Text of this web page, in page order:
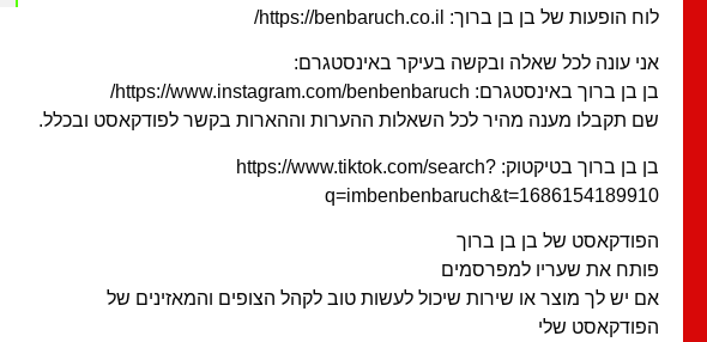
לוח הופעות של בן בן ברוך: https://benbaruch.co.il/
אני עונה לכל שאלה ובקשה בעיקר באינסטגרם:
בן בן ברוך באינסטגרם: https://www.instagram.com/benbenbaruch/
שם תקבלו מענה מהיר לכל השאלות ההערות וההארות בקשר לפודקאסט ובכלל.
בן בן ברוך בטיקטוק: https://www.tiktok.com/search?
q=imbenbenbaruch&t=1686154189910
הפודקאסט של בן בן ברוך
פותח את שעריו למפרסמים
אם יש לך מוצר או שירות שיכול לעשות טוב לקהל הצופים והמאזינים של
הפודקאסט שלי